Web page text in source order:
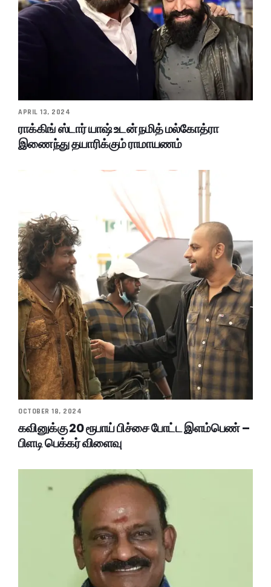
APRIL 13, 2024
ராக்கிங் ஸ்டார் யாஷ் உடன் நமித் மல்கோத்ரா
இணைந்து தயாரிக்கும் ராமாயணம்
OCTOBER 18, 2024
கவினுக்கு 20 ரூபாய் பிச்சை போட்ட இளம்பெண் –
பிளடி பெக்கர் விளைவு